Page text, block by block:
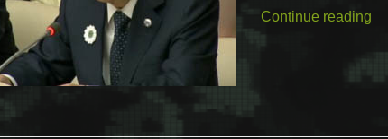
Continue reading